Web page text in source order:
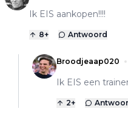
Ik EIS aankopen!!!!
8+ Antwoord
Broodjeaap020
Ik EIS een
2+